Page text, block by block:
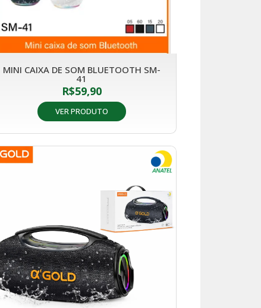
MINI CAIXA DE SOM BLUETOOTH SM-
41
R$59,90
VER PRODUTO